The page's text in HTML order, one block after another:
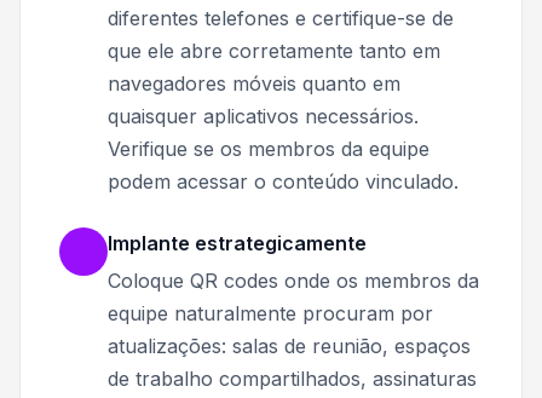
diferentes telefones e certifique-se de
que ele abre corretamente tanto em
navegadores móveis quanto em
quaisquer aplicativos necessários.
Verifique se os membros da equipe
podem acessar o conteúdo vinculado.
Implante estrategicamente
Coloque QR codes onde os membros da
equipe naturalmente procuram por
atualizações: salas de reunião, espaços
de trabalho compartilhados, assinaturas